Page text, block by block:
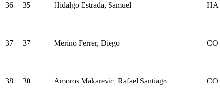
36 35 Hidalgo Estrada, Samuel HA
37 37 Merino Ferrer, Diego CO
38 30 Amoros Makarevic, Rafael Santiago CO